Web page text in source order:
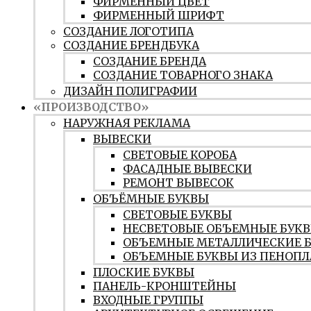
ФИРМЕННЫЙ ШРИФТ
СОЗДАНИЕ ЛОГОТИПА
СОЗДАНИЕ БРЕНДБУКА
СОЗДАНИЕ БРЕНДА
СОЗДАНИЕ ТОВАРНОГО ЗНАКА
ДИЗАЙН ПОЛИГРАФИИ
«ПРОИЗВОДСТВО»
НАРУЖНАЯ РЕКЛАМА
ВЫВЕСКИ
СВЕТОВЫЕ КОРОБА
ФАСАДНЫЕ ВЫВЕСКИ
РЕМОНТ ВЫВЕСОК
ОБЪЁМНЫЕ БУКВЫ
СВЕТОВЫЕ БУКВЫ
НЕСВЕТОВЫЕ ОБЪЕМНЫЕ
ОБЪЕМНЫЕ МЕТАЛЛИЧЕСКИЕ
ОБЪЕМНЫЕ БУКВЫ ИЗ
ПЛОСКИЕ БУКВЫ
ПАНЕЛЬ-КРОНШТЕЙНЫ
ВХОДНЫЕ ГРУППЫ